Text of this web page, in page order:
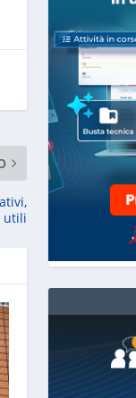
utili